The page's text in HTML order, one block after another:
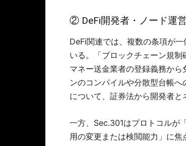
② DeFi開発者・ノード運
DeFi関連では、複数の条項が
いる。「ブロックチェーン規
マネー送金業者の登録義務か
ンのコンパイルや分散型台帳
について、証券法から開発者と
一方、Sec.301はプロトコルが
用の変更または検閲能力」に